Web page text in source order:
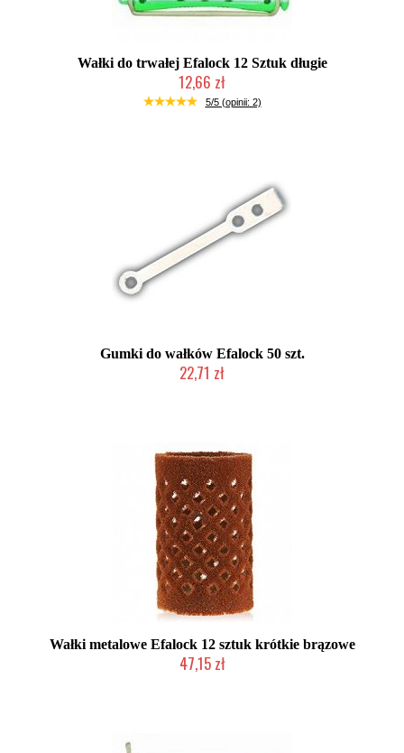
Wałki do trwałej Efalock 12 Sztuk długie
12,66 zł
Duża ilość (wysyłka w 24h)
5/5 (opinii: 2)
Gumki do wałków Efalock 50 szt.
22,71 zł
Wałki metalowe Efalock 12 sztuk krótkie brązowe
47,15 zł